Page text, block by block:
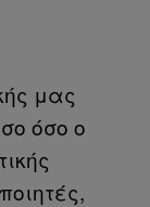
μας
όσο ο